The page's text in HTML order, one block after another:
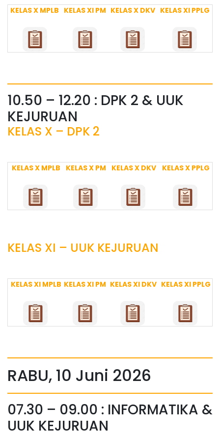
KELAS X MPLB KELAS XI PM KELAS X DKV KELAS XI PPLG
10.50 – 12.20 : DPK 2 & UUK
KEJURUAN
KELAS X – DPK 2
KELAS X MPLB KELAS X PM KELAS X DKV KELAS X PPLG
KELAS XI – UUK KEJURUAN
KELAS XI MPLB KELAS XI PM KELAS XI DKV KELAS XI PPLG
RABU, 10 Juni 2026
07.30 – 09.00 : INFORMATIKA &
UUK KEJURUAN